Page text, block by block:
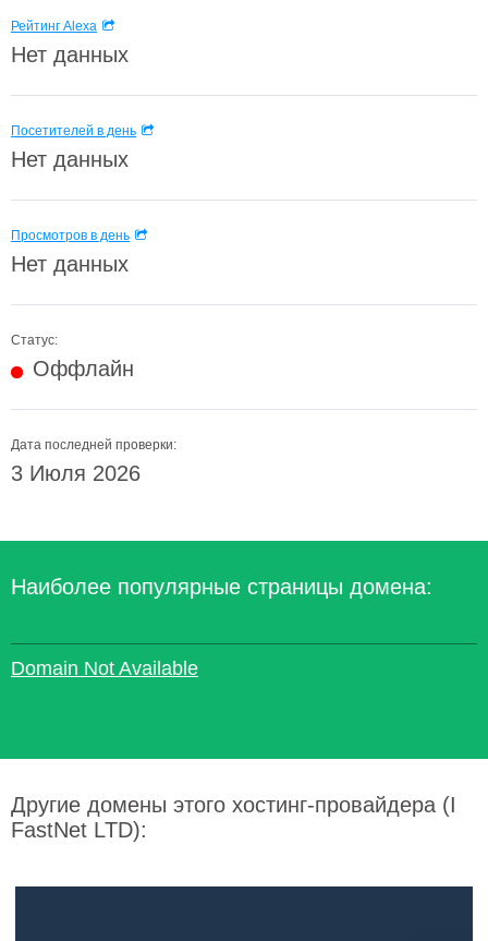
Рейтинг Alexa
Нет данных
Посетителей в день
Нет данных
Просмотров в день
Нет данных
Статус:
Оффлайн
Дата последней проверки:
3 Июля 2026
Наиболее популярные страницы домена:
Domain Not Available
Другие домены этого хостинг-провайдера (I
FastNet LTD):